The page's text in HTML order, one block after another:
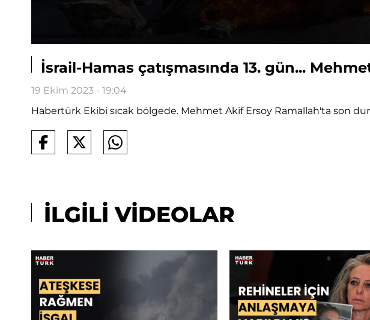
İsrail-Hamas çatışmasında 13. gün...
19 Ekim 2023 - 19:04
Habertürk Ekibi sıcak bölgede. Mehmet Akif Ersoy Ramallah'ta son
İLGİLİ VİDEOLAR